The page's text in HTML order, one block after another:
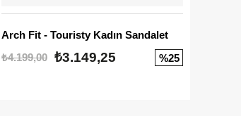
Arch Fit - Touristy Kadın Sandalet
₺4.199,00
₺3.149,25 %25